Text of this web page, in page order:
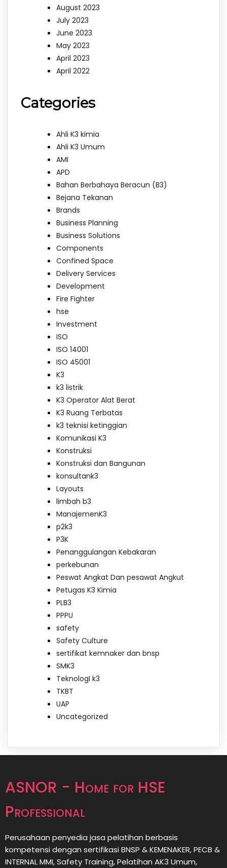
August 2023
July 2023
June 2023
May 2023
April 2023
April 2022
Categories
Ahli K3 kimia
Ahli K3 Umum
AMI
APD
Bahan Berbahaya Beracun (B3)
Bejana Tekanan
Brands
Business Planning
Business Solutions
Components
Confined Space
Delivery Services
Development
Fire Fighter
hse
Investment
ISO
ISO 14001
ISO 45001
K3
k3 listrik
K3 Operator Alat Berat
K3 Ruang Terbatas
k3 teknisi ketinggian
Komunikasi K3
Konstruksi
Konstruksi dan Bangunan
konsultank3
Layouts
limbah b3
ManajemenK3
p2k3
P3K
Penanggulangan Kebakaran
perkebunan
Peswat Angkat Dan pesawat Angkut
Petugas K3 Kimia
PLB3
PPPU
safety
Safety Culture
sertifikat kemnaker dan bnsp
SMK3
TeknologI k3
TKBT
UAP
Uncategorized
ASNOR - Home for HSE
Professional
Perusahaan penyedia jasa pelatihan berbasis
kompetensi dengan sertifikasi BNSP & KEMENAKER, PECB &
INTERNAL MMI, Safety Training, Pelatihan AK3 Umum,